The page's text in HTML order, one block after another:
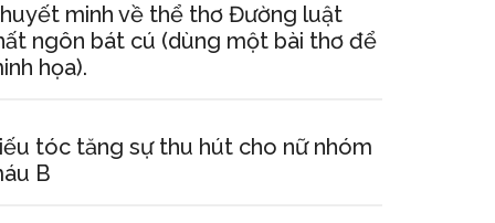
minh về thể thơ Đường luật
ngôn bát cú (dùng một bài thơ để
họa).
tóc tăng sự thu hút cho nữ nhóm
B